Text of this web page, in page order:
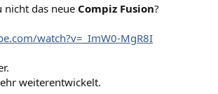
das neue Compiz Fusion?
watch?v=_ImW0-MgR8I
weiterentwickelt.